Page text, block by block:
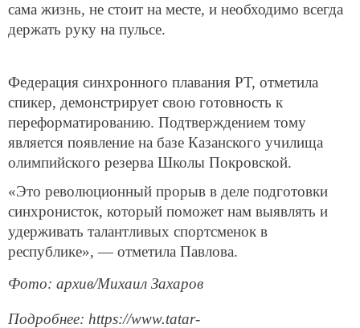
сама жизнь, не стоит на месте, и необходимо всегда
держать руку на пульсе.
Федерация синхронного плавания РТ, отметила
спикер, демонстрирует свою готовность к
переформатированию. Подтверждением тому
является появление на базе Казанского училища
олимпийского резерва Школы Покровской.
«Это революционный прорыв в деле подготовки
синхронисток, который поможет нам выявлять и
удерживать талантливых спортсменок в
республике», — отметила Павлова.
Фото: архив/Михаил Захаров
Подробнее: https://www.tatar-